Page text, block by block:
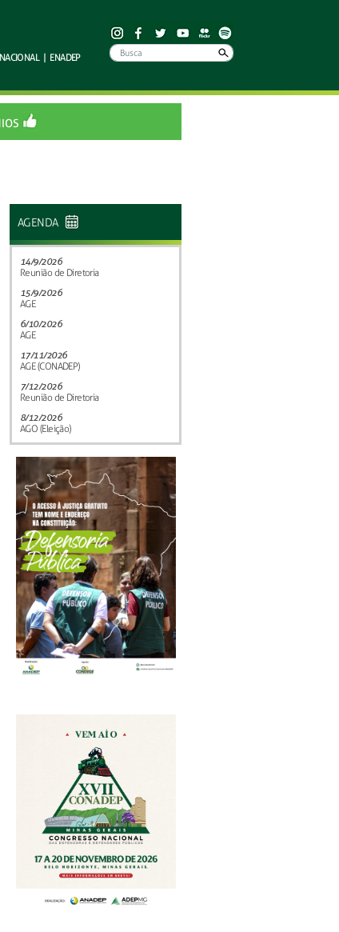
| ENADEP
AGENDA
14/9/2026
Reunião de Diretoria
15/9/2026
AGE
6/10/2026
AGE
17/11/2026
AGE (CONADEP)
7/12/2026
Reunião de Diretoria
8/12/2026
AGO (Eleição)